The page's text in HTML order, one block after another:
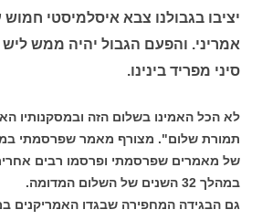
יציבו בגבולנו צבא איסלמיסטי חמוש
אמריני. והפעם הגבול יהיה ממש
סיני מפריד בינינו.
לא הכל האמינו בשלום הזה ובמסקנותיו
של מאמרים שפרסמתי ופרסמו רבים
במהלך 32 השנים של השלום המדומה.
גם הבגידה המחפירה שבגדו האמריקנים